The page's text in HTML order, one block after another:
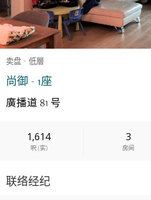
卖盘 低層
尚御 - 1座
廣播道 81 号
1,614
呎(实)
3
房间
联络经纪